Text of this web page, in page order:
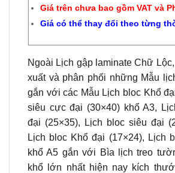
Giá trên chưa bao gồm VAT và
Giá có thể thay đổi theo từng
Ngoài Lịch gập laminate Chữ
xuất và phân phối những Mẫu
gắn với các Mẫu Lịch bloc Khổ
siêu cực đại (30×40) khổ A3,
đại (25×35), Lịch bloc siêu đại
Lịch bloc Khổ đại (17×24), Lịch
khổ A5 gắn với Bìa lịch treo
khổ lớn nhất hiện nay kích